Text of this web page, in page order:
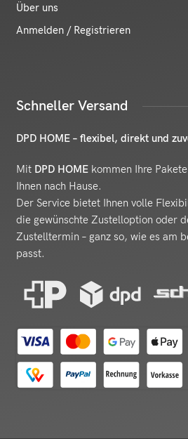
Über uns
Anmelden / Registrieren
Schneller Versand
DPD HOME – flexibel, direkt und
Mit DPD HOME kommen Ihre
Ihnen nach Hause.
Der Service bietet Ihnen volle
die gewünschte Zustelloption oder
Zustelltermin – ganz so, wie es am
passt.